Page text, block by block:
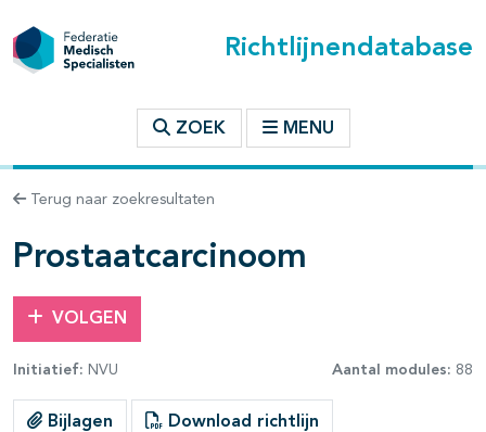
Richtlijnendatabase
ZOEK MENU
Terug naar zoekresultaten
Prostaatcarcinoom
VOLGEN
Initiatief: NVU Aantal modules: 88
Bijlagen Download richtlijn
binnen deze richtlijn
open- en dichtklappen
open- en dichtklappen